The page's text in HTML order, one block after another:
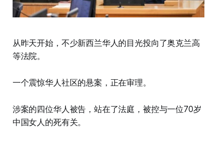
从昨天开始，不少新西兰华人的目光投向了奥克兰高
等法院。
一个震惊华人社区的悬案，正在审理。
涉案的四位华人被告，站在了法庭，被控与一位70岁
中国女人的死有关。